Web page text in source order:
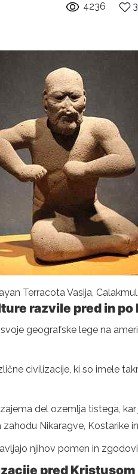
4236
Terracota Vasija,
razvile pred in
geografske lege na
civilizacije, ki so imele
del ozemlja tistega,
Nikaragve, Kostarike
njihov pomen in
pred Kristusom